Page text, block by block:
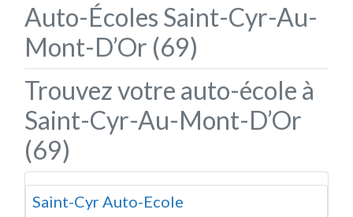
Auto-Écoles Saint-Cyr-Au-
Mont-D’Or (69)
Trouvez votre auto-école à
Saint-Cyr-Au-Mont-D’Or
(69)
Saint-Cyr Auto-Ecole